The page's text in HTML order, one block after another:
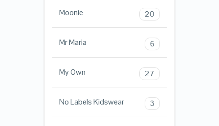
Moonie 20
Mr Maria 6
My Own 27
No Labels Kidswear 3